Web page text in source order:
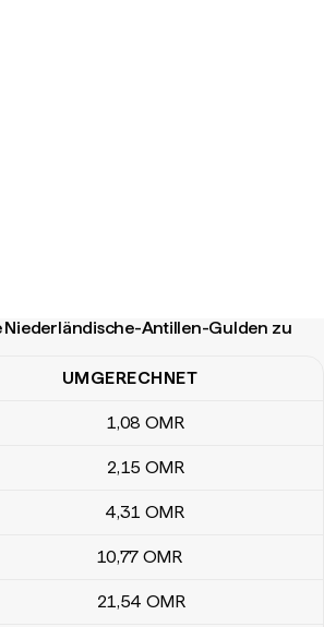
Niederländische-Antillen-Gulden zu
Antillen-Gulden zu
UMGERECHNET
1,08 OMR
2,15 OMR
4,31 OMR
10,77 OMR
21,54 OMR